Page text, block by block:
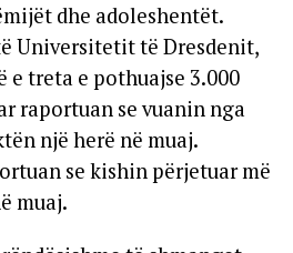
dhe adoleshentët.
Universitetit të Dresdenit,
e treta e pothuajse 3.000
raportuan se vuanin nga
një herë në muaj.
se kishin përjetuar më
muaj.